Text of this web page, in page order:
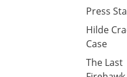
Press
Hilde
Case
The Last